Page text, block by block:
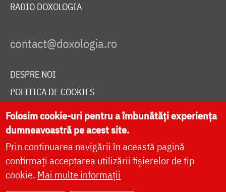
RADIO DOXOLOGIA
DESPRE NOI
POLITICA DE COOKIES
DONEAZĂ ONLINE PENTRU CATEDRALA NAȚIONALĂ
LIVE
Folosim cookie-uri pentru a îmbunătăți experiența
dumneavoastră pe acest site.
Prin continuarea navigării în această pagină
confirmați acceptarea utilizării fișierelor de tip
cookie. Mai multe informații